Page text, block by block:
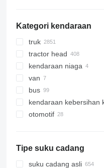
Kategori kendaraan
truk
tractor head
kendaraan niaga
van
bus
kendaraan kebersihan
peralatan pembersih
otomotif
Tipe suku cadang
suku cadang asli